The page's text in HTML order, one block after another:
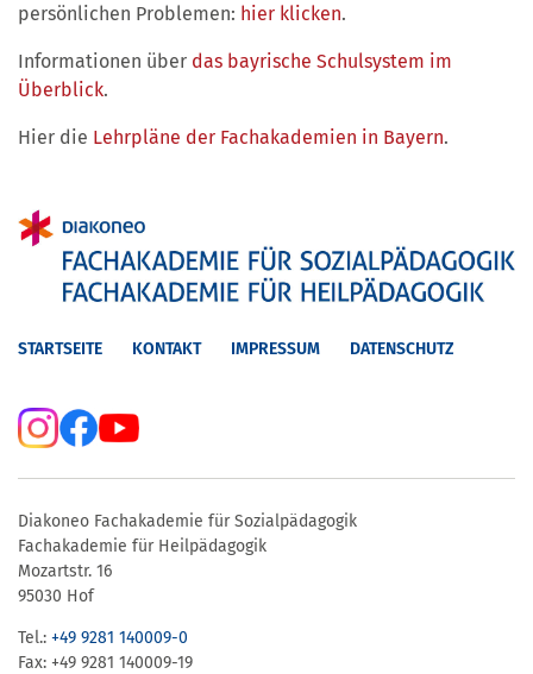
persönlichen Problemen: hier klicken.
Informationen über das bayrische Schulsystem im
Überblick.
Hier die Lehrpläne der Fachakademien in Bayern.
STARTSEITE KONTAKT IMPRESSUM DATENSCHUTZ
Diakoneo Fachakademie für Sozialpädagogik
Fachakademie für Heilpädagogik
Mozartstr. 16
95030 Hof
Tel.: +49 9281 140009-0
Fax: +49 9281 140009-19